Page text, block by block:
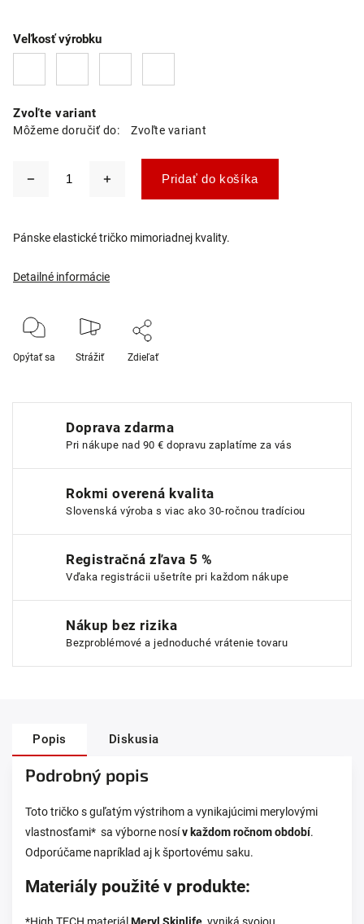
Zvoľte variant
Môžeme doručiť do: Zvoľte variant
Veľkosť výrobku
Pridať do košíka
Pánske elastické tričko mimoriadnej kvality.
Detailné informácie
Opýtať sa Strážiť Zdieľať
Doprava zdarma
Pri nákupe nad 90 € dopravu zaplatíme za vás
Rokmi overená kvalita
Slovenská výroba s viac ako 30-ročnou tradíciou
Registračná zľava 5 %
Vďaka registrácii ušetríte pri každom nákupe
Nákup bez rizika
Bezproblémové a jednoduché vrátenie tovaru
Popis Diskusia
Podrobný popis
Toto tričko s guľatým výstrihom a vynikajúcimi merylovými
vlastnosťami* sa výborne nosív každom ročnom období.
Odporúčame napríklad aj k športovému saku.
Materiály použité v produkte: